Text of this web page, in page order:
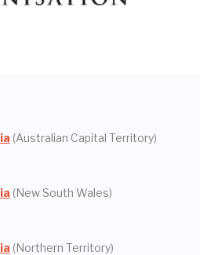
(Australian Capital Territory)
(New South Wales)
(Northern Territory)